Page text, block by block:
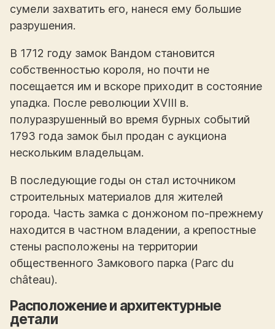
сумели захватить его, нанеся ему большие
разрушения.
В 1712 году замок Вандом становится
собственностью короля, но почти не
посещается им и вскоре приходит в состояние
упадка. После революции XVIII в.
полуразрушенный во время бурных событий
1793 года замок был продан с аукциона
нескольким владельцам.
В последующие годы он стал источником
строительных материалов для жителей
города. Часть замка с донжоном по-прежнему
находится в частном владении, а крепостные
стены расположены на территории
общественного Замкового парка (Parc du
château).
Расположение и архитектурные
детали